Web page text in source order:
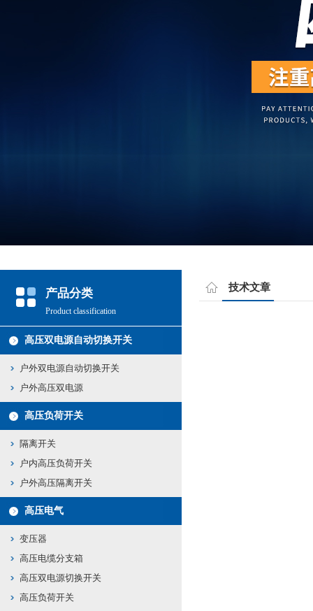
产品分类
Product classification
高压双电源自动切换开关
户外双电源自动切换开关
户外高压双电源
高压负荷开关
隔离开关
户内高压负荷开关
户外高压隔离开关
高压电气
变压器
高压电缆分支箱
高压双电源切换开关
高压负荷开关
技术文章